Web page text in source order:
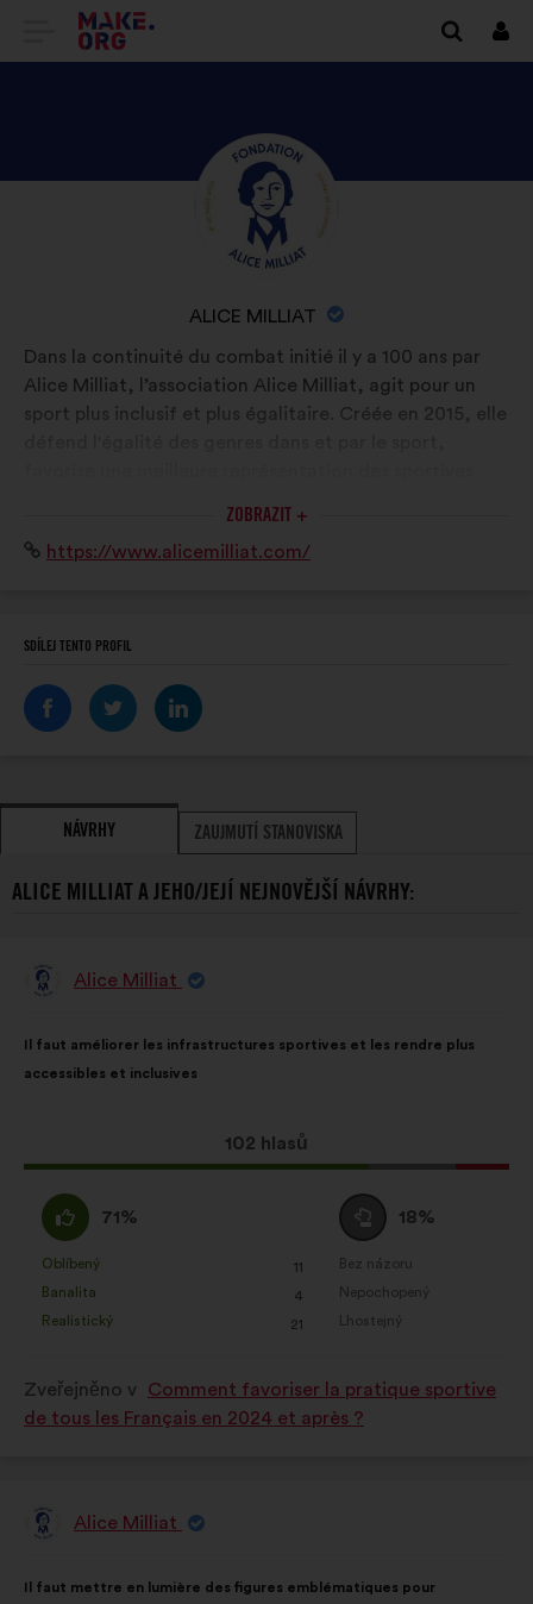
PŘEJÍT
DOMOVSKOU
STRÁNKU
MAKE.ORG
se
SEZNAM
SE
PROFILEM
UŽIVATELE/UŽIVATELKY
MILLIAT
NÁZEV
ORGANIZACE:
ALICE MILLIAT
Životopis:
Dans la continuité du combat initié il y a 100 ans par
Alice Milliat, l’association Alice Milliat, agit pour un
sport plus inclusif et plus égalitaire. Créée en 2015, elle
et discriminatoire sur tous les terrains de sport.
ZOBRAZIT +
Internetová
https://www.alicemilliat.com/
SDÍLEJ TENTO PROFIL
NÁVRHY ZAUJMUTÍ STANOVISKA
ALICE MILLIAT A JEHO/JEJÍ NEJNOVĚJŠÍ NÁVRHY:
Návrh: Alice Milliat
návrhu:
Il faut améliorer les infrastructures sportives et les rendre plus
accessibles et inclusives
Tento
návrh
102 hlasů
distribucí:
Souhlasím
:
71%
Oblíbený
: 11
krát
Banalita
: 4
krát
Realistický
: 21
krát
Neutrální
hlas
:
18%
Bez názoru
:krát
Nepochopený
:krát
Lhostejný
:krát
Zveřejněno v
Comment favoriser la pratique sportive
de tous les Français en 2024 et après ?
Návrh: Alice Milliat
návrhu:
Il faut mettre en lumière des figures emblématiques pour
distribucí: